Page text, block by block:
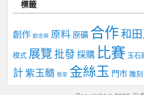
標籤
創作 劉忠榮 原料 原礦 合作和
模式 展覽 批發採購 比賽 玉石
計紫玉髓 翡翠 金絲玉 門市 雕刻